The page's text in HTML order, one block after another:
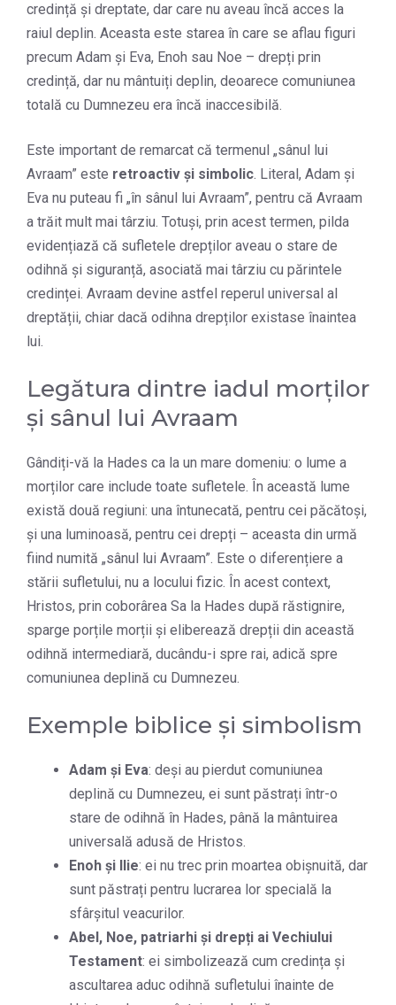
credință și dreptate, dar care nu aveau încă acces la
raiul deplin. Aceasta este starea în care se aflau figuri
precum Adam și Eva, Enoh sau Noe – drepți prin
credință, dar nu mântuiți deplin, deoarece comuniunea
totală cu Dumnezeu era încă inaccesibilă.
Este important de remarcat că termenul „sânul lui
Avraam” este retroactiv și simbolic. Literal, Adam și
Eva nu puteau fi „în sânul lui Avraam”, pentru că Avraam
a trăit mult mai târziu. Totuși, prin acest termen, pilda
evidențiază că sufletele drepților aveau o stare de
odihnă și siguranță, asociată mai târziu cu părintele
credinței. Avraam devine astfel reperul universal al
dreptății, chiar dacă odihna drepților existase înaintea
lui.
Legătura dintre iadul morților
și sânul lui Avraam
Gândiți-vă la Hades ca la un mare domeniu: o lume a
morților care include toate sufletele. În această lume
există două regiuni: una întunecată, pentru cei păcătoși,
și una luminoasă, pentru cei drepți – aceasta din urmă
fiind numită „sânul lui Avraam”. Este o diferențiere a
stării sufletului, nu a locului fizic. În acest context,
Hristos, prin coborârea Sa la Hades după răstignire,
sparge porțile morții și eliberează drepții din această
odihnă intermediară, ducându-i spre rai, adică spre
comuniunea deplină cu Dumnezeu.
Exemple biblice și simbolism
Adam și Eva: deși au pierdut comuniunea
deplină cu Dumnezeu, ei sunt păstrați într-o
stare de odihnă în Hades, până la mântuirea
universală adusă de Hristos.
Enoh și Ilie: ei nu trec prin moartea obișnuită, dar
sunt păstrați pentru lucrarea lor specială la
sfârșitul veacurilor.
Abel, Noe, patriarhi și drepți ai Vechiului
Testament: ei simbolizează cum credința și
ascultarea aduc odihnă sufletului înainte de